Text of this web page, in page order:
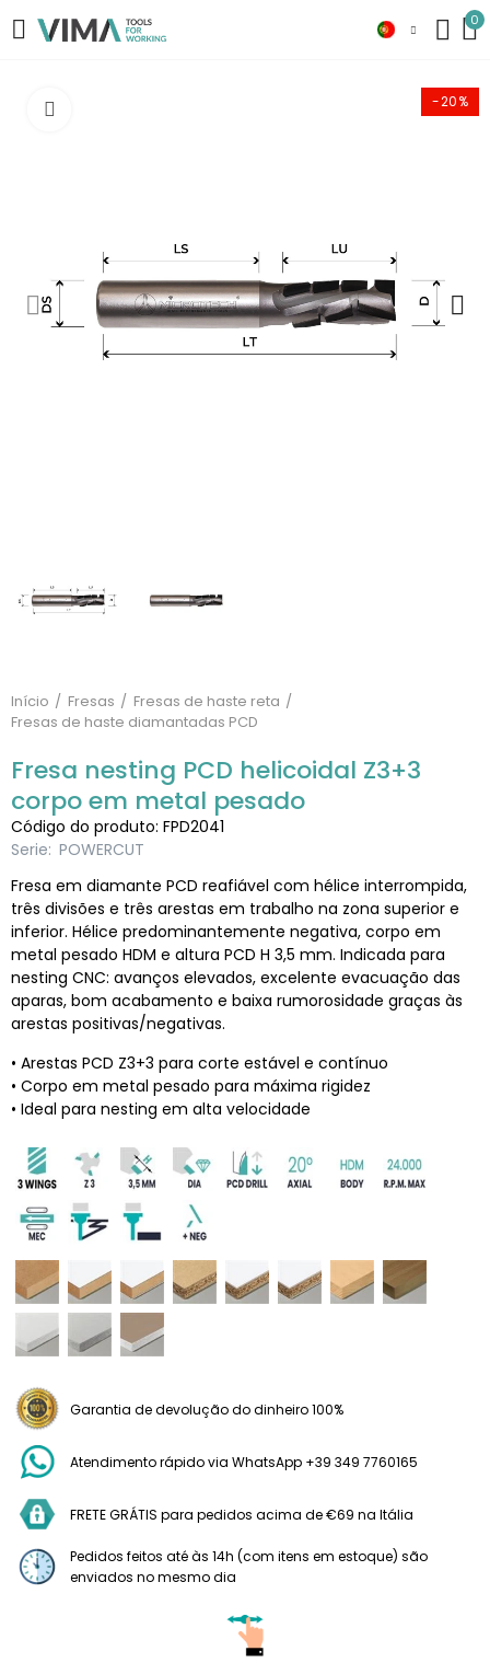
0
-20%
Início Fresas
Fresas de haste reta
Fresas de haste diamantadas PCD
Fresa nesting PCD helicoidal Z3+3
corpo em metal pesado
Código do produto: FPD2041
Serie: POWERCUT
Fresa em diamante PCD reafiável com hélice interrompida,
três divisões e três arestas em trabalho na zona superior e
inferior. Hélice predominantemente negativa, corpo em
metal pesado HDM e altura PCD H 3,5 mm. Indicada para
nesting CNC: avanços elevados, excelente evacuação das
aparas, bom acabamento e baixa rumorosidade graças às
arestas positivas/negativas.
• Arestas PCD Z3+3 para corte estável e contínuo
• Corpo em metal pesado para máxima rigidez
• Ideal para nesting em alta velocidade
Garantia de devolução do dinheiro 100%
Atendimento rápido via WhatsApp +39 349 7760165
FRETE GRÁTIS para pedidos acima de €69 na Itália
Pedidos feitos até às 14h (com itens em estoque) são
enviados no mesmo dia